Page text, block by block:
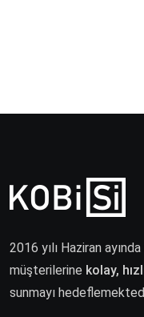
2016 yılı Haziran
müşterilerine kolay,
sunmayı